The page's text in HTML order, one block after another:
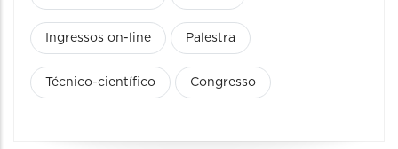
Ingressos on-line Palestra
Técnico-científico Congresso